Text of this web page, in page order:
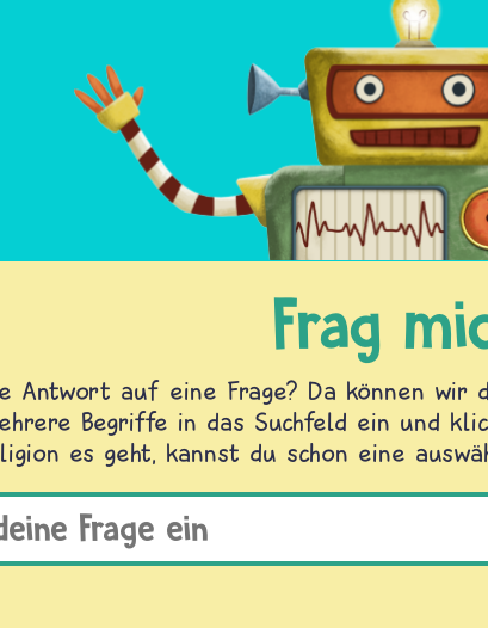
Frag
Antwort auf eine Frage? Da können wir
Begriffe in das Suchfeld ein und
es geht, kannst du schon eine